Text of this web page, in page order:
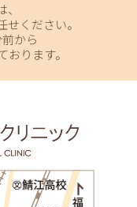
ください。
から
ります。